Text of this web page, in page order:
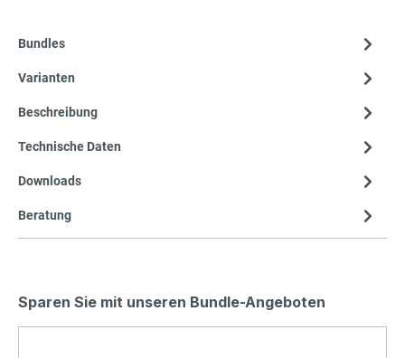
Bundles
Varianten
Beschreibung
Technische Daten
Downloads
Beratung
Sparen Sie mit unseren Bundle-Angeboten